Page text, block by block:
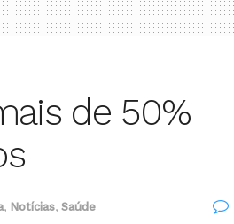
de 50%
, Notícias, Saúde